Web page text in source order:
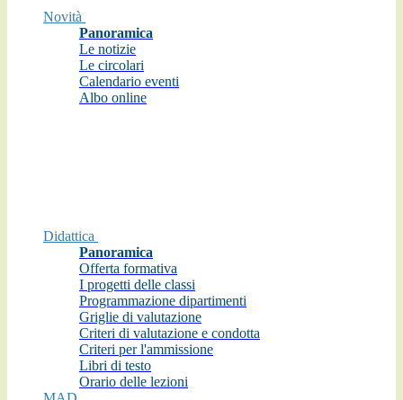
Novità
Panoramica
Le notizie
Le circolari
Calendario eventi
Albo online
Didattica
Panoramica
Offerta formativa
I progetti delle classi
Programmazione dipartimenti
Griglie di valutazione
Criteri di valutazione e condotta
Criteri per l'ammissione
Libri di testo
Orario delle lezioni